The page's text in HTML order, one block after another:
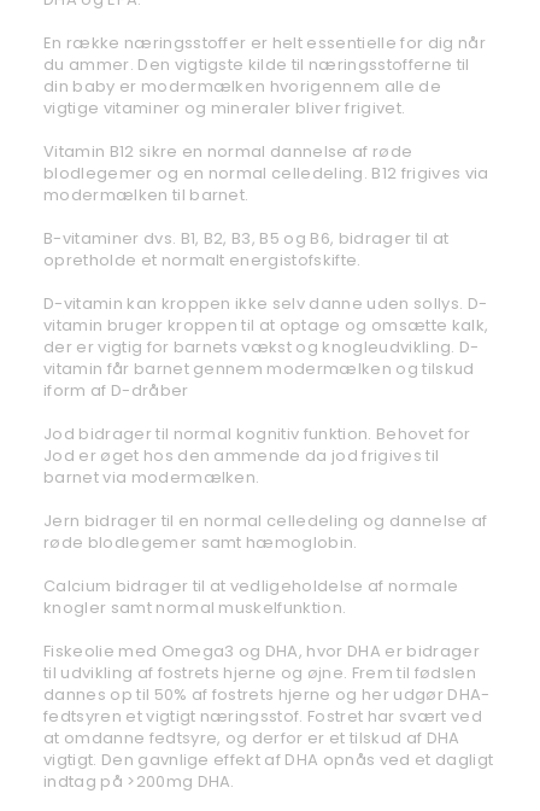
En række næringsstoffer er helt essentielle for dig når
du ammer. Den vigtigste kilde til næringsstofferne til
din baby er modermælken hvorigennem alle de
vigtige vitaminer og mineraler bliver frigivet.
Vitamin B12 sikre en normal dannelse af røde
blodlegemer og en normal celledeling. B12 frigives via
modermælken til barnet.
B-vitaminer dvs. B1, B2, B3, B5 og B6, bidrager til at
opretholde et normalt energistofskifte.
D-vitamin kan kroppen ikke selv danne uden sollys. D-
vitamin bruger kroppen til at optage og omsætte kalk,
der er vigtig for barnets vækst og knogleudvikling. D-
vitamin får barnet gennem modermælken og tilskud
iform af D-dråber
Jod bidrager til normal kognitiv funktion. Behovet for
Jod er øget hos den ammende da jod frigives til
barnet via modermælken.
Jern bidrager til en normal celledeling og dannelse af
røde blodlegemer samt hæmoglobin.
Calcium bidrager til at vedligeholdelse af normale
knogler samt normal muskelfunktion.
Fiskeolie med Omega3 og DHA, hvor DHA er bidrager
til udvikling af fostrets hjerne og øjne. Frem til fødslen
dannes op til 50% af fostrets hjerne og her udgør DHA-
fedtsyren et vigtigt næringsstof. Fostret har svært ved
at omdanne fedtsyre, og derfor er et tilskud af DHA
vigtigt. Den gavnlige effekt af DHA opnås ved et dagligt
indtag på >200mg DHA.